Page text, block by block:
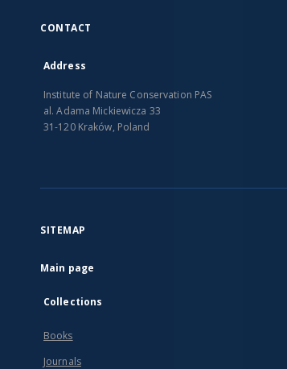
CONTACT
Address
Institute of Nature Conservation PAS
al. Adama Mickiewicza 33
31-120 Kraków, Poland
SITEMAP
Main page
Collections
Books
Journals